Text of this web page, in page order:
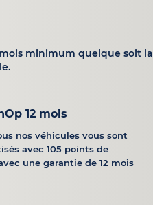
minimum quelque soit la
12 mois
nos véhicules vous sont
avec 105 points de
une garantie de 12 mois